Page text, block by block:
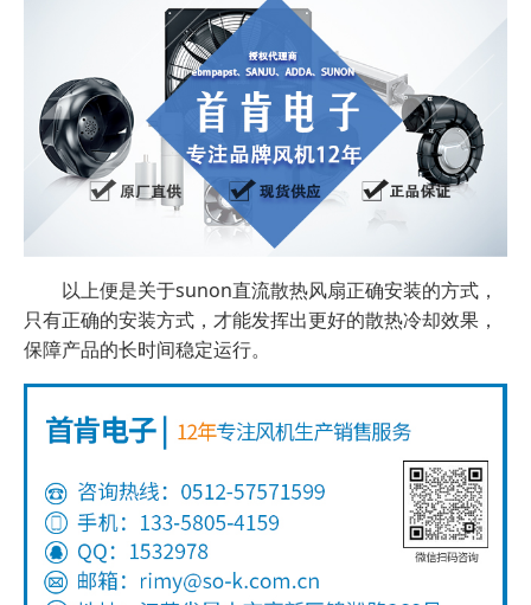
以上便是关于sunon直流散热风扇正确安装的方式，
只有正确的安装方式，才能发挥出更好的散热冷却效果，
保障产品的长时间稳定运行。